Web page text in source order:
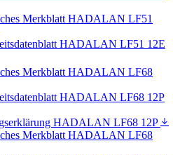
Merkblatt HADALAN LF51
HADALAN LF51 12E
Merkblatt HADALAN LF68
HADALAN LF68 12P
HADALAN LF68 12P
Merkblatt HADALAN LF68